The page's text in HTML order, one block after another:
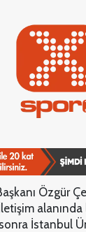
Özgür
İstanbul